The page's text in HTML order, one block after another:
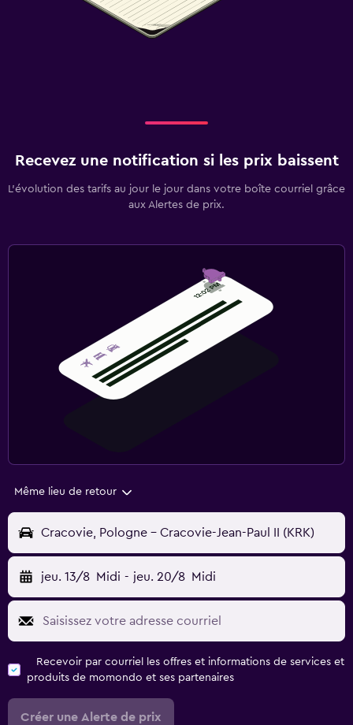
Recevez une notification si les prix baissent
L’évolution des tarifs au jour le jour dans votre boîte courriel grâce
aux Alertes de prix.
Même lieu de retour
Cracovie, Pologne - Cracovie-Jean-Paul II (KRK)
jeu. 13/8 Midi - jeu. 20/8 Midi
Recevoir par courriel les offres et informations de services et
produits de momondo et ses partenaires
Créer une Alerte de prix